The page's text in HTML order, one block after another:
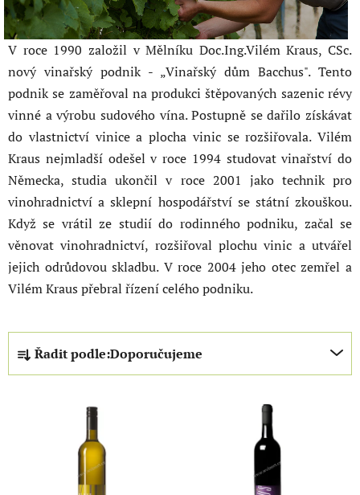
V roce 1990 založil v Mělníku Doc.Ing.Vilém Kraus, CSc.
nový vinařský podnik - „Vinařský dům Bacchus". Tento
podnik se zaměřoval na produkci štěpovaných sazenic révy
vinné a výrobu sudového vína. Postupně se dařilo získávat
do vlastnictví vinice a plocha vinic se rozšiřovala. Vilém
Kraus nejmladší odešel v roce 1994 studovat vinařství do
Německa, studia ukončil v roce 2001 jako technik pro
vinohradnictví a sklepní hospodářství se státní zkouškou.
Když se vrátil ze studií do rodinného podniku, začal se
věnovat vinohradnictví, rozšiřoval plochu vinic a utvářel
jejich odrůdovou skladbu. V roce 2004 jeho otec zemřel a
Vilém Kraus přebral řízení celého podniku.
Ř
z
Řadit podle:Doporučujeme